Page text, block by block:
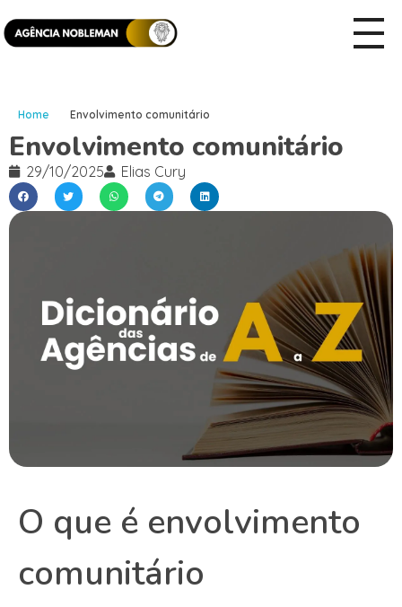
Home Envolvimento comunitário
Envolvimento comunitário
29/10/2025 Elias Cury
O que é envolvimento
comunitário